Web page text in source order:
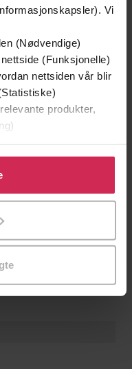
Vi
(Nødvendige)
(Funksjonelle)
nettsiden vår blir
produkter,
samtykke til å
Du kan også
formål ved å klikke
og fakta